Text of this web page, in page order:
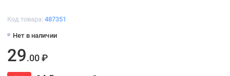
Код товара: 487351
Нет в наличии
29.00 ₽